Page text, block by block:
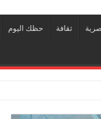
ثقافة حظك اليوم